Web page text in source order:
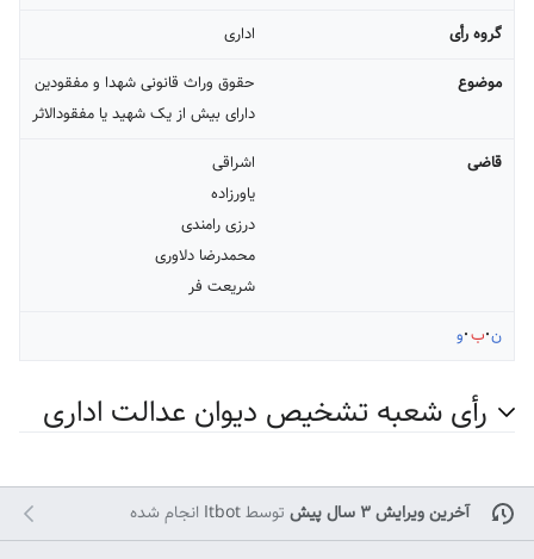
گروه رأی
اداری
موضوع
حقوق وراث قانونی شهدا و مفقودین
دارای بیش از یک شهید یا مفقودالاثر
قاضی
اشراقی
یاورزاده
درزی رامندی
محمدرضا دلاوری
شریعت فر
ن ب و
رأی شعبه تشخیص دیوان عدالت اداری
آخرین ویرایش ۳ سال پیش توسطItbot انجام شده